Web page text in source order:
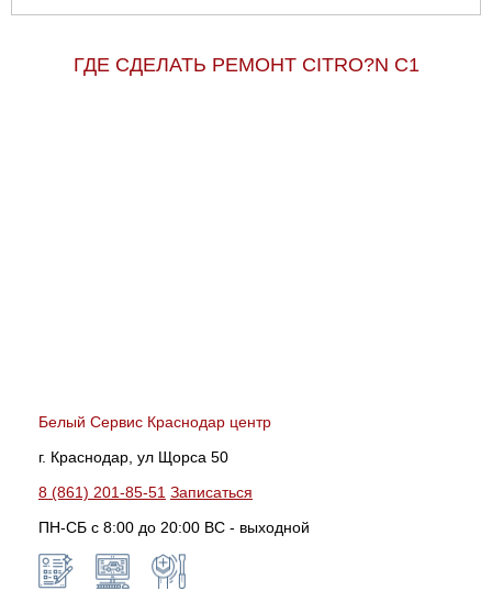
ГДЕ СДЕЛАТЬ РЕМОНТ CITRO?N C1
Белый Сервис Краснодар центр
г. Краснодар, ул Щорса 50
8 (861) 201-85-51 Записаться
ПН-СБ с 8:00 до 20:00 ВС - выходной